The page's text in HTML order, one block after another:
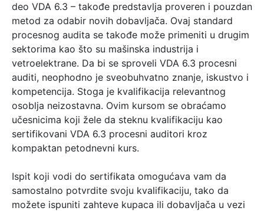
deo VDA 6.3 – takođe predstavlja proveren i pouzdan
metod za odabir novih dobavljača. Ovaj standard
procesnog audita se takođe može primeniti u drugim
sektorima kao što su mašinska industrija i
vetroelektrane. Da bi se sproveli VDA 6.3 procesni
auditi, neophodno je sveobuhvatno znanje, iskustvo i
kompetencija. Stoga je kvalifikacija relevantnog
osoblja neizostavna. Ovim kursom se obraćamo
učesnicima koji žele da steknu kvalifikaciju kao
sertifikovani VDA 6.3 procesni auditori kroz
kompaktan petodnevni kurs.
Ispit koji vodi do sertifikata omogućava vam da
samostalno potvrdite svoju kvalifikaciju, tako da
možete ispuniti zahteve kupaca ili dobavljača u vezi